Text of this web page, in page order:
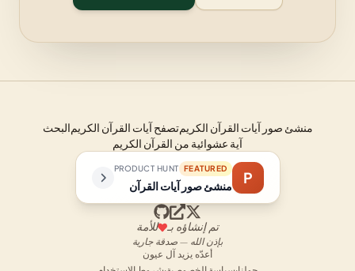
منشئ صور آيات القرآن الكريمتصفح آيات القرآن الكريمالبحث
آية عشوائية من القرآن الكريم
P
FEATURED
PRODUCT HUNT
منشئ صور آيات القرآن
تم إنشاؤه بـ للأمة
بإذن الله — صدقة جارية
أعدّه يزيد آل عيون